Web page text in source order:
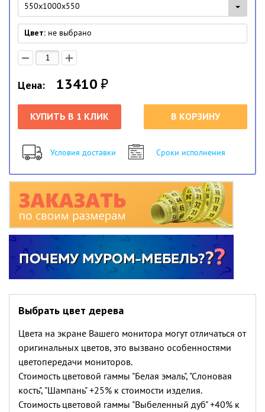
550x1000x550
Цвет: не выбрано
Цена: 13410₽
КУПИТЬ В 1 КЛИК В КОРЗИНУ
Условия доставки Сроки исполнения
Выбрать цвет дерева
Цвета на экране Вашего монитора могут отличаться от
оригинальных цветов, это вызвано особенностями
цветопередачи мониторов.
Стоимость цветовой гаммы "Белая эмаль", "Слоновая
кость", "Шампань" +25% к стоимости изделия.
Стоимость цветовой гаммы "Выбеленный дуб" +40% к